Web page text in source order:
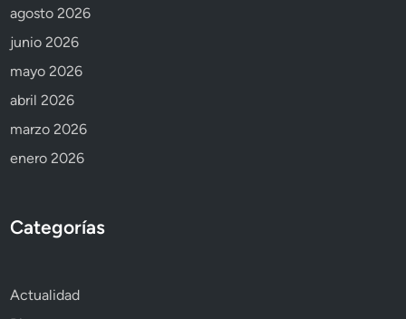
agosto 2026
junio 2026
mayo 2026
abril 2026
marzo 2026
enero 2026
Categorías
Actualidad